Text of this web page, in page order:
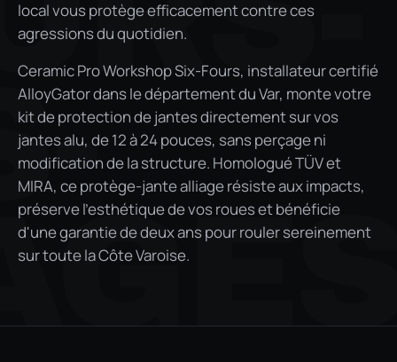
local vous protège efficacement contre ces
agressions du quotidien.
Ceramic Pro Workshop Six-Fours, installateur certifié
AlloyGator dans le département du Var, monte votre
kit de protection de jantes directement sur vos
jantes alu, de 12 à 24 pouces, sans perçage ni
modification de la structure. Homologué TÜV et
MIRA, ce protège-jante alliage résiste aux impacts,
préserve l'esthétique de vos roues et bénéficie
d'une garantie de deux ans pour rouler sereinement
sur toute la Côte Varoise.